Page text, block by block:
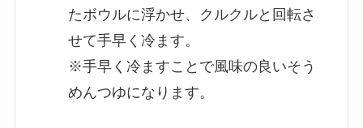
たボウルに浮かせ、クルクルと回転さ
せて手早く冷ます。
※手早く冷ますことで風味の良いそう
めんつゆになります。